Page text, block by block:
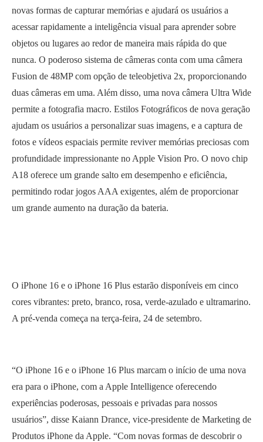
novas formas de capturar memórias e ajudará os usuários a
acessar rapidamente a inteligência visual para aprender sobre
objetos ou lugares ao redor de maneira mais rápida do que
nunca. O poderoso sistema de câmeras conta com uma câmera
Fusion de 48MP com opção de teleobjetiva 2x, proporcionando
duas câmeras em uma. Além disso, uma nova câmera Ultra Wide
permite a fotografia macro. Estilos Fotográficos de nova geração
ajudam os usuários a personalizar suas imagens, e a captura de
fotos e vídeos espaciais permite reviver memórias preciosas com
profundidade impressionante no Apple Vision Pro. O novo chip
A18 oferece um grande salto em desempenho e eficiência,
permitindo rodar jogos AAA exigentes, além de proporcionar
um grande aumento na duração da bateria.
O iPhone 16 e o iPhone 16 Plus estarão disponíveis em cinco
cores vibrantes: preto, branco, rosa, verde-azulado e ultramarino.
A pré-venda começa na terça-feira, 24 de setembro.
“O iPhone 16 e o iPhone 16 Plus marcam o início de uma nova
era para o iPhone, com a Apple Intelligence oferecendo
experiências poderosas, pessoais e privadas para nossos
usuários”, disse Kaiann Drance, vice-presidente de Marketing de
Produtos iPhone da Apple. “Com novas formas de descobrir o